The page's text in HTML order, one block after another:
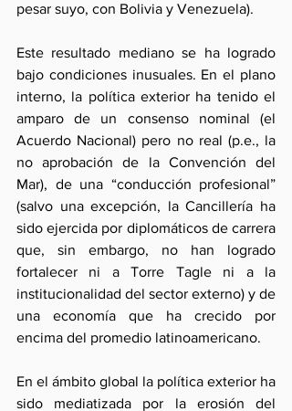
pesar suyo, con Bolivia y Venezuela).
Este resultado mediano se ha logrado
bajo condiciones inusuales. En el plano
interno, la política exterior ha tenido el
amparo de un consenso nominal (el
Acuerdo Nacional) pero no real (p.e., la
no aprobación de la Convención del
Mar), de una “conducción profesional”
(salvo una excepción, la Cancillería ha
sido ejercida por diplomáticos de carrera
que, sin embargo, no han logrado
fortalecer ni a Torre Tagle ni a la
institucionalidad del sector externo) y de
una economía que ha crecido por
encima del promedio latinoamericano.
En el ámbito global la política exterior ha
sido mediatizada por la erosión del